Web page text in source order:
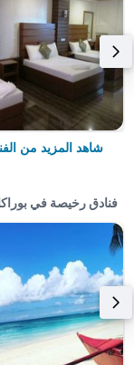
شاهد المزيد من
فنادق رخيصة في